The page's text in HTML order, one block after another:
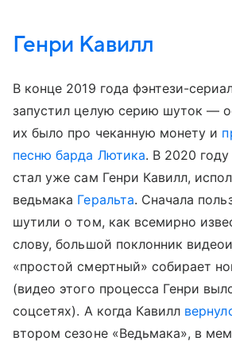
Генри Кавилл
В конце 2019 года фэнтези-
запустил целую серию шуток —
их было про чеканную монету и
песню барда Лютика. В 2020
стал уже сам Генри Кавилл,
ведьмака Геральта. Сначала
шутили о том, как всемирно
слову, большой поклонник
«простой смертный» собирает
(видео этого процесса Генри
соцсетях). А когда Кавилл
втором сезоне «Ведьмака», в